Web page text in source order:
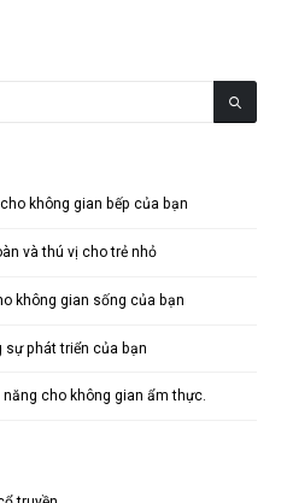
không gian bếp của bạn
và thú vị cho trẻ nhỏ
không gian sống của bạn
sự phát triển của bạn
năng cho không gian ẩm thực.